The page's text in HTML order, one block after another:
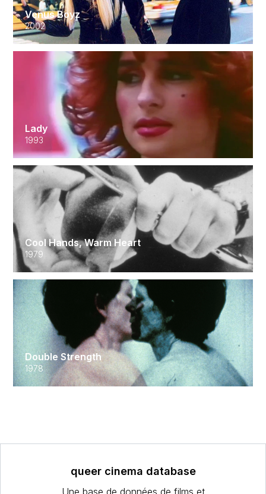
Venus Boyz
2002
Lady
1993
Cool Hands, Warm Heart
1979
Double Strength
1978
queer cinema database
Une base de données de films et